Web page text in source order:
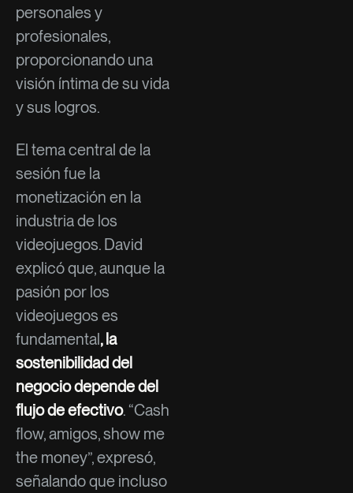
personales y
profesionales,
proporcionando una
visión íntima de su vida
y sus logros.
El tema central de la
sesión fue la
monetización en la
industria de los
videojuegos. David
explicó que, aunque la
pasión por los
videojuegos es
fundamental , la
sostenibilidad del
negocio depende del
flujo de efectivo. “Cash
flow, amigos, show me
the money”, expresó,
señalando que incluso